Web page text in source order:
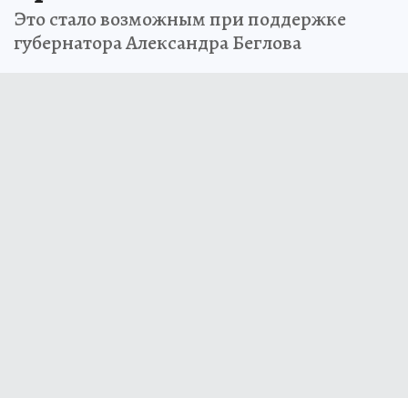
Это стало возможным при поддержке
губернатора Александра Беглова